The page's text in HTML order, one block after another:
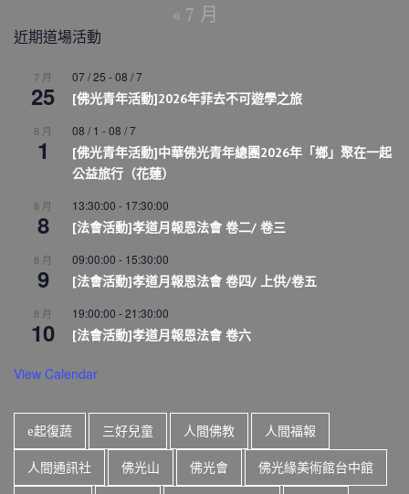
« 7 月
近期道場活動
7 月
25
07 / 25 -08 / 7
[佛光青年活動]2026年菲去不可遊學之旅
8 月
1
08 / 1 -08 / 7
[佛光青年活動]中華佛光青年總團2026年「鄉」聚在一起
公益旅行（花蓮）
8 月
8
13:30:00 - 17:30:00
[法會活動]孝道月報恩法會 卷二/ 卷三
8 月
9
09:00:00 - 15:30:00
[法會活動]孝道月報恩法會 卷四/ 上供/卷五
8 月
10
19:00:00 -21:30:00
[法會活動]孝道月報恩法會 卷六
View Calendar
e起復蔬 三好兒童 人間佛教 人間福報
人間通訊社 佛光山 佛光會 佛光緣美術館台中館